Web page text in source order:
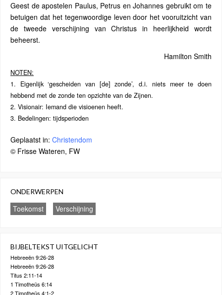
Geest de apostelen Paulus, Petrus en Johannes gebruikt om te
betuigen dat het tegenwoordige leven door het vooruitzicht van
de tweede verschijning van Christus in heerlijkheid wordt
beheerst.
Hamilton Smith
NOTEN:
1. Eigenlijk ‘gescheiden van [de] zonde’, d.i. niets meer te doen
hebbend met de zonde ten opzichte van de Zijnen.
2. Visionair: Iemand die visioenen heeft.
3. Bedelingen: tijdsperioden
Geplaatst in: Christendom
© Frisse Wateren, FW
ONDERWERPEN
Toekomst Verschijning
BIJBELTEKST UITGELICHT
Hebreeën 9:26-28
Hebreeën 9:26-28
Titus 2:11-14
1 Timotheüs 6:14
2 Timotheüs 4:1-2